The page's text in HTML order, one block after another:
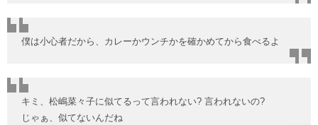
僕は小心者だから、カレーかウンチかを確かめてから食べるよ
キミ、松嶋菜々子に似てるって言われない? 言われないの?
じゃぁ、似てないんだね